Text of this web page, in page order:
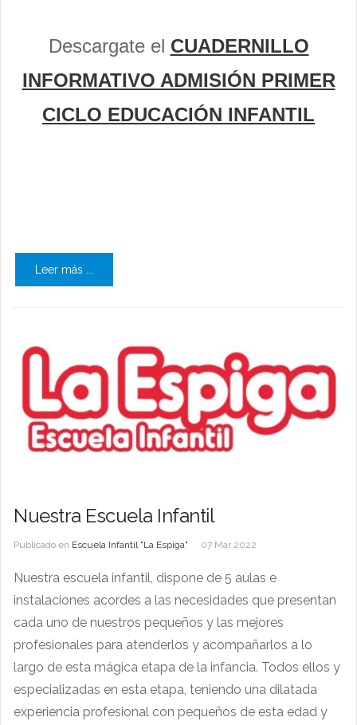
Descargate el CUADERNILLO
INFORMATIVO ADMISIÓN PRIMER
CICLO EDUCACIÓN INFANTIL
Leer más ...
Nuestra Escuela Infantil
Publicado en Escuela Infantil "La Espiga" 07 Mar 2022
Nuestra escuela infantil, dispone de 5 aulas e
instalaciones acordes a las necesidades que presentan
cada uno de nuestros pequeños y las mejores
profesionales para atenderlos y acompañarlos a lo
largo de esta mágica etapa de la infancia. Todos ellos y
especializadas en esta etapa, teniendo una dilatada
experiencia profesional con pequeños de esta edad y